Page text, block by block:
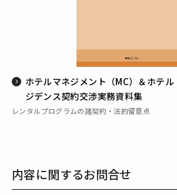
ホテルマネジメント（MC）＆ホテ
ジデンス契約交渉実務資料集
レンタルプログラムの諸契約・法的留意点
内容に関するお問合せ